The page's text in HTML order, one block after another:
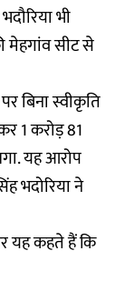
भी
मेहगांव सीट से
बिना स्वीकृति
1 करोड़ 81
यह आरोप
भदोरिया ने
यह कहते हैं कि